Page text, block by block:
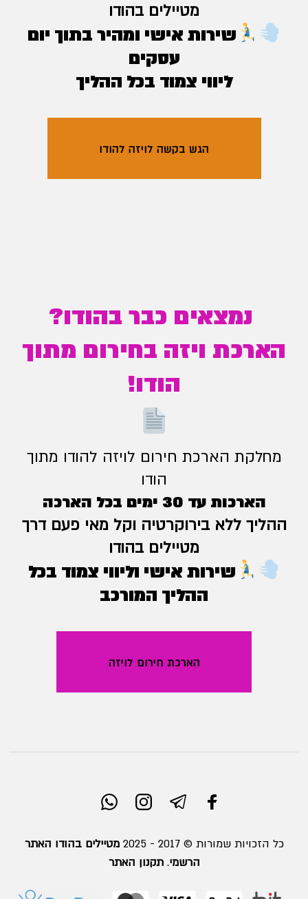
מטיילים בהודו
שירות אישי ומהיר בתוך יום
עסקים
ליווי צמוד בכל ההליך
הגש בקשה לויזה להודו
נמצאים כבר בהודו?
הארכת ויזה בחירום מתוך
הודו!
מחלקת הארכת חירום לויזה להודו מתוך
הודו
הארכות עד 30 ימים בכל הארכה
ההליך ללא בירוקרטיה וקל מאי פעם דרך
מטיילים בהודו
שירות אישי וליווי צמוד בכל
ההליך המורכב
הארכת חירום לויזה
כל הזכויות שמורות © 2017 - 2025
מטיילים בהודו האתר
הרשמי.תקנון האתר